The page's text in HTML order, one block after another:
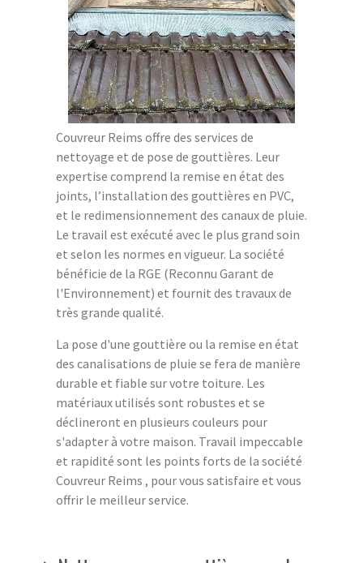
Couvreur Reims offre des services de
nettoyage et de pose de gouttières. Leur
expertise comprend la remise en état des
joints, l’installation des gouttières en PVC,
et le redimensionnement des canaux de pluie.
Le travail est exécuté avec le plus grand soin
et selon les normes en vigueur. La société
bénéficie de la RGE (Reconnu Garant de
l'Environnement) et fournit des travaux de
très grande qualité.
La pose d'une gouttière ou la remise en état
des canalisations de pluie se fera de manière
durable et fiable sur votre toiture. Les
matériaux utilisés sont robustes et se
déclineront en plusieurs couleurs pour
s'adapter à votre maison. Travail impeccable
et rapidité sont les points forts de la société
Couvreur Reims , pour vous satisfaire et vous
offrir le meilleur service.